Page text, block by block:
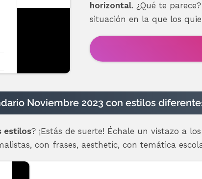
horizontal. ¿Qué te
situación en la que los
Noviembre 2023 con estilos
estilos? ¡Estás de suerte! Échale un vistazo a
con frases, aesthetic, con temática